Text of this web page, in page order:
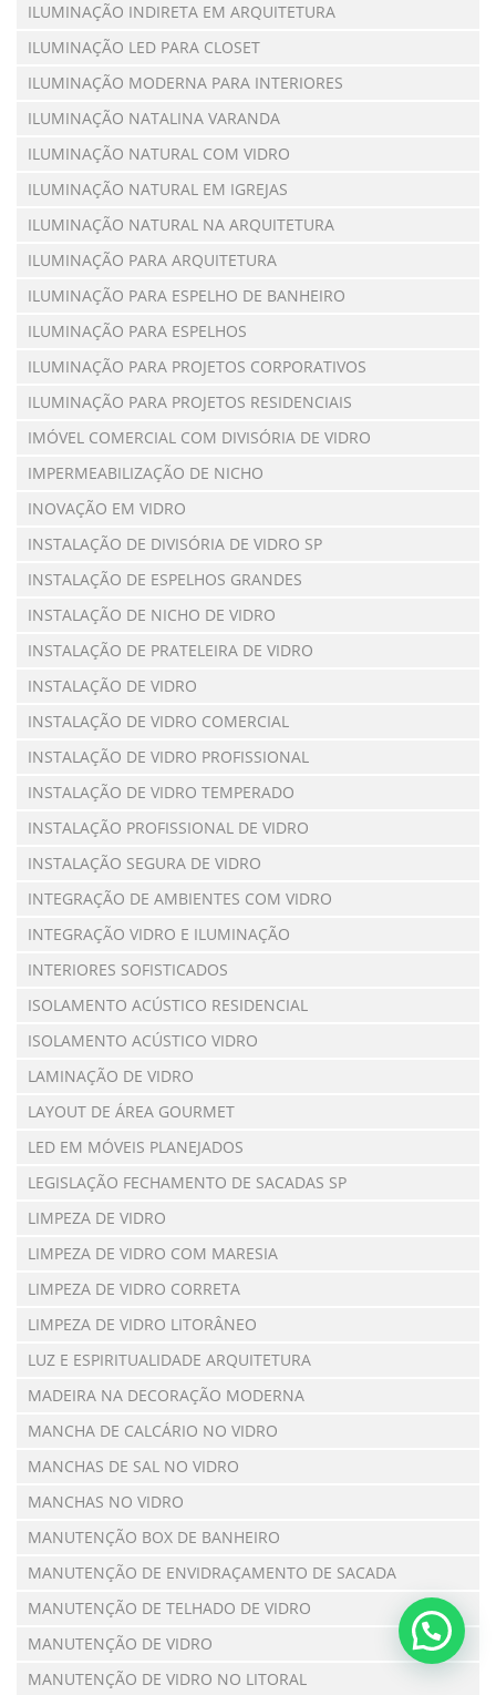
ILUMINAÇÃO INDIRETA EM ARQUITETURA
ILUMINAÇÃO LED PARA CLOSET
ILUMINAÇÃO MODERNA PARA INTERIORES
ILUMINAÇÃO NATALINA VARANDA
ILUMINAÇÃO NATURAL COM VIDRO
ILUMINAÇÃO NATURAL EM IGREJAS
ILUMINAÇÃO NATURAL NA ARQUITETURA
ILUMINAÇÃO PARA ARQUITETURA
ILUMINAÇÃO PARA ESPELHO DE BANHEIRO
ILUMINAÇÃO PARA ESPELHOS
ILUMINAÇÃO PARA PROJETOS CORPORATIVOS
ILUMINAÇÃO PARA PROJETOS RESIDENCIAIS
IMÓVEL COMERCIAL COM DIVISÓRIA DE VIDRO
IMPERMEABILIZAÇÃO DE NICHO
INOVAÇÃO EM VIDRO
INSTALAÇÃO DE DIVISÓRIA DE VIDRO SP
INSTALAÇÃO DE ESPELHOS GRANDES
INSTALAÇÃO DE NICHO DE VIDRO
INSTALAÇÃO DE PRATELEIRA DE VIDRO
INSTALAÇÃO DE VIDRO
INSTALAÇÃO DE VIDRO COMERCIAL
INSTALAÇÃO DE VIDRO PROFISSIONAL
INSTALAÇÃO DE VIDRO TEMPERADO
INSTALAÇÃO PROFISSIONAL DE VIDRO
INSTALAÇÃO SEGURA DE VIDRO
INTEGRAÇÃO DE AMBIENTES COM VIDRO
INTEGRAÇÃO VIDRO E ILUMINAÇÃO
INTERIORES SOFISTICADOS
ISOLAMENTO ACÚSTICO RESIDENCIAL
ISOLAMENTO ACÚSTICO VIDRO
LAMINAÇÃO DE VIDRO
LAYOUT DE ÁREA GOURMET
LED EM MÓVEIS PLANEJADOS
LEGISLAÇÃO FECHAMENTO DE SACADAS SP
LIMPEZA DE VIDRO
LIMPEZA DE VIDRO COM MARESIA
LIMPEZA DE VIDRO CORRETA
LIMPEZA DE VIDRO LITORÂNEO
LUZ E ESPIRITUALIDADE ARQUITETURA
MADEIRA NA DECORAÇÃO MODERNA
MANCHA DE CALCÁRIO NO VIDRO
MANCHAS DE SAL NO VIDRO
MANCHAS NO VIDRO
MANUTENÇÃO BOX DE BANHEIRO
MANUTENÇÃO DE ENVIDRAÇAMENTO DE SACADA
MANUTENÇÃO DE TELHADO DE VIDRO
MANUTENÇÃO DE VIDRO
MANUTENÇÃO DE VIDRO NO LITORAL